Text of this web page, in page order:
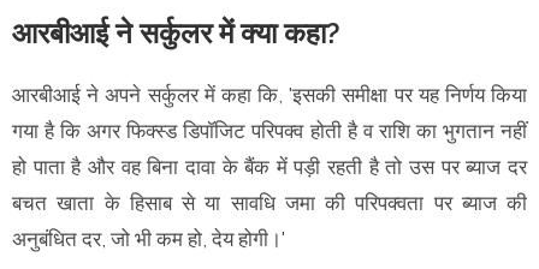
आरबीआई ने सर्कुलर में क्या कहा?
आरबीआई ने अपने सर्कुलर में कहा कि, 'इसकी समीक्षा पर यह निर्णय किया
गया है कि अगर फिक्स्ड डिपॉजिट परिपक्व होती है व राशि का भुगतान नहीं
हो पाता है और वह बिना दावा के बैंक में पड़ी रहती है तो उस पर ब्याज दर
बचत खाता के हिसाब से या सावधि जमा की परिपक्वता पर ब्याज की
अनुबंधित दर, जो भी कम हो, देय होगी।'